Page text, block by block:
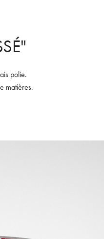
polie.
matières.